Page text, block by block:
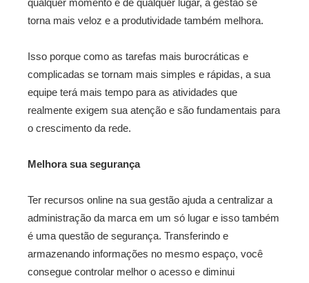
qualquer momento e de qualquer lugar, a gestão se
torna mais veloz e a produtividade também melhora.
Isso porque como as tarefas mais burocráticas e
complicadas se tornam mais simples e rápidas, a sua
equipe terá mais tempo para as atividades que
realmente exigem sua atenção e são fundamentais para
o crescimento da rede.
Melhora sua segurança
Ter recursos online na sua gestão ajuda a centralizar a
administração da marca em um só lugar e isso também
é uma questão de segurança. Transferindo e
armazenando informações no mesmo espaço, você
consegue controlar melhor o acesso e diminui